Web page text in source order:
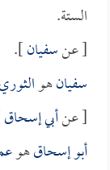
الستة.
[ عنسفيان].
سفيانهوالثوري
[ عنأبي إسحاق
أبو إسحاقهو